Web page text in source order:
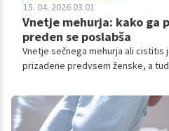
15. 04. 2026 03.01
Vnetje mehurja: kako ga
preden se poslabša
Vnetje sečnega mehurja ali cistitis
prizadene predvsem ženske, a